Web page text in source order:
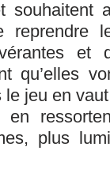
souhaitent
reprendre
et
qu’elles
jeu en
plus